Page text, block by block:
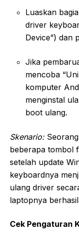
Luaskan
driver
Device”) dan
Jika
mencoba
komputer
menginstal
boot ulang.
Skenario:Seorang
beberapa tombol
setelah update
keyboardnya
ulang driver
laptopnya
Cek Pengaturan